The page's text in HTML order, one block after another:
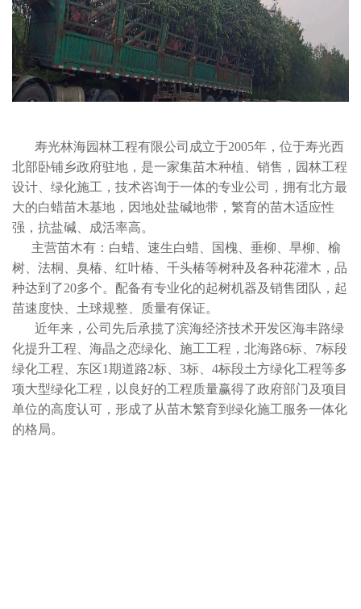
寿光林海园林工程有限公司成立于2005年，位于寿光西
北部卧铺乡政府驻地，是一家集苗木种植、销售，园林工程
设计、绿化施工，技术咨询于一体的专业公司，拥有北方最
大的白蜡苗木基地，因地处盐碱地带，繁育的苗木适应性
强，抗盐碱、成活率高。
主营苗木有：白蜡、速生白蜡、国槐、垂柳、旱柳、榆
树、法桐、臭椿、红叶椿、千头椿等树种及各种花灌木，品
种达到了20多个。配备有专业化的起树机器及销售团队，起
苗速度快、土球规整、质量有保证。
近年来，公司先后承揽了滨海经济技术开发区海丰路绿
化提升工程、海晶之恋绿化、施工工程，北海路6标、7标段
绿化工程、东区1期道路2标、3标、4标段土方绿化工程等多
项大型绿化工程，以良好的工程质量赢得了政府部门及项目
单位的高度认可，形成了从苗木繁育到绿化施工服务一体化
的格局。